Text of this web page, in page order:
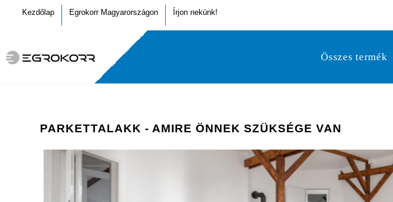
Kezdőlap Egrokorr Magyarországon Írjon nekünk!
Összes termék
PARKETTALAKK - AMIRE ÖNNEK SZÜKSÉGE VAN